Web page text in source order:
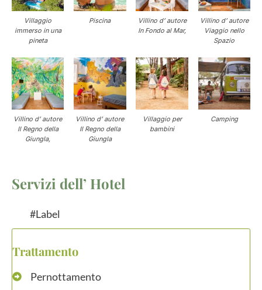
Villaggio
immerso in una
pineta
Piscina
Villino d’ autore
In Fondo al Mar,
Villino d’ autore
Viaggio nello
Spazio
Villino d’ autore
Il Regno della
Giungla,
Villino d’ autore
Il Regno della
Giungla
Villaggio per
bambini
Camping
Servizi dell’ Hotel
#Label
Trattamento
Pernottamento